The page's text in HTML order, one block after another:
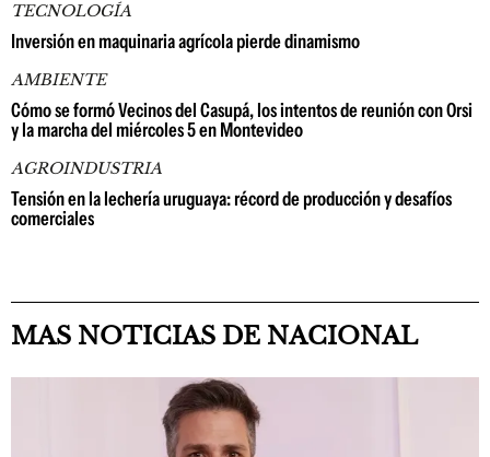
TECNOLOGÍA
Inversión en maquinaria agrícola pierde dinamismo
AMBIENTE
Cómo se formó Vecinos del Casupá, los intentos de reunión con Orsi
y la marcha del miércoles 5 en Montevideo
AGROINDUSTRIA
Tensión en la lechería uruguaya: récord de producción y desafíos
comerciales
MAS NOTICIAS DE NACIONAL